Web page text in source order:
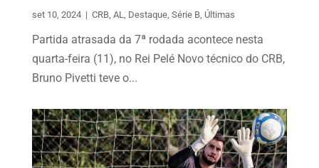
set 10, 2024 | CRB, AL, Destaque, Série B, Últimas
Partida atrasada da 7ª rodada acontece nesta
quarta-feira (11), no Rei Pelé Novo técnico do CRB,
Bruno Pivetti teve o...